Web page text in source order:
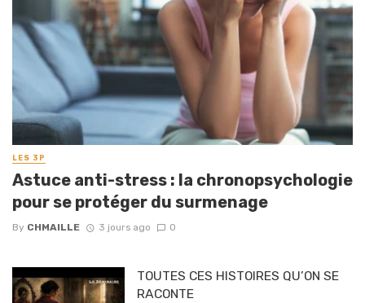
LES 3P
Astuce anti-stress : la chronopsychologie
pour se protéger du surmenage
By CHMAILLE 3 jours ago 0
TOUTES CES HISTOIRES QU’ON SE
RACONTE